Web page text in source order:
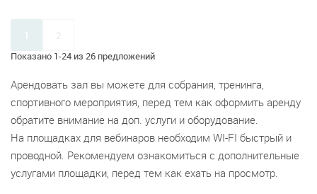
Показано 1-24 из 26 предложений
1
Арендовать зал вы можете для собрания, тренинга,
спортивного мероприятия, перед тем как оформить аренду
обратите внимание на доп. услуги и оборудование.
На площадках для вебинаров необходим WI-FI быстрый и
проводной. Рекомендуем ознакомиться с дополнительные
услугами площадки, перед тем как ехать на просмотр.